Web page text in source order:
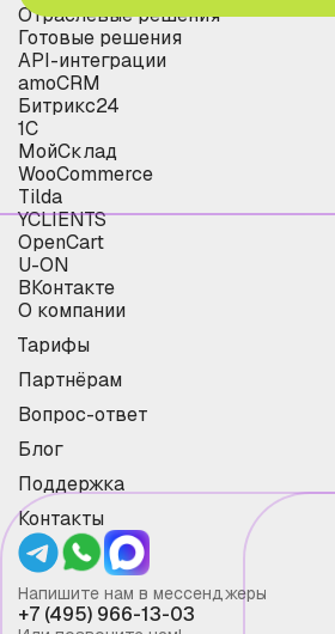
Отраслевые решения
Готовые решения
API-интеграции
amoCRM
Битрикс24
1С
МойСклад
WooCommerce
Tilda
YCLIENTS
OpenCart
U-ON
ВКонтакте
О компании
Тарифы
Партнёрам
Вопрос-ответ
Блог
Поддержка
Контакты
Напишите нам в мессенджеры
+7 (495) 966-13-03